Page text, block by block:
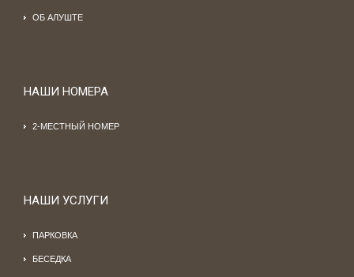
ОБ АЛУШТЕ
НАШИ НОМЕРА
2-МЕСТНЫЙ НОМЕР
НАШИ УСЛУГИ
ПАРКОВКА
БЕСЕДКА